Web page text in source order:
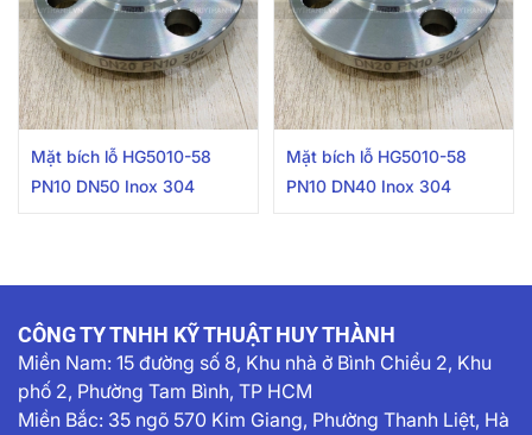
Mặt bích lỗ HG5010-58
PN10 DN50 Inox 304
Mặt bích lỗ HG5010-58
PN10 DN40 Inox 304
CÔNG TY TNHH KỸ THUẬT HUY THÀNH
Miền Nam: 15 đường số 8, Khu nhà ở Bình Chiểu 2, Khu
phố 2, Phường Tam Bình, TP HCM
Miền Bắc: 35 ngõ 570 Kim Giang, Phường Thanh Liệt, Hà